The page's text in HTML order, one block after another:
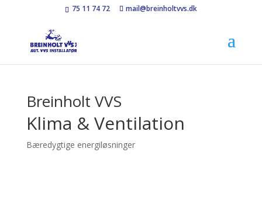
75 11 74 72 mail@breinholtvvs.dk
Breinholt VVS
Klima & Ventilation
Bæredygtige energiløsninger